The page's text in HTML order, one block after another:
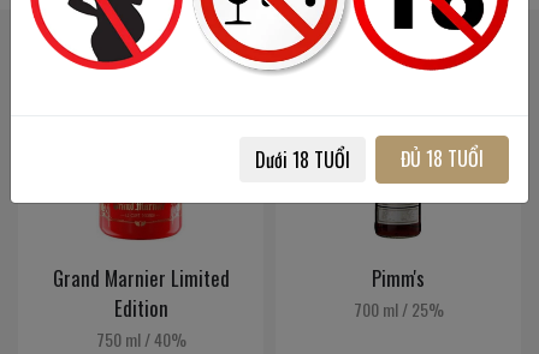
Grand Marnier Limited
Edition
750 ml/40%
Pimm's
700 ml/ 25%
Dưới 18 TUỔI ĐỦ 18 TUỔI